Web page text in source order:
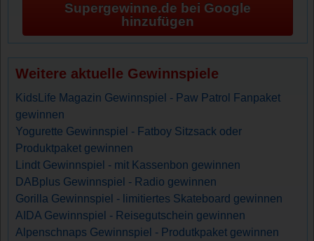
Supergewinne.de bei Google
hinzufügen
Weitere aktuelle Gewinnspiele
KidsLife Magazin Gewinnspiel - Paw Patrol Fanpaket
gewinnen
Yogurette Gewinnspiel - Fatboy Sitzsack oder
Produktpaket gewinnen
Lindt Gewinnspiel - mit Kassenbon gewinnen
DABplus Gewinnspiel - Radio gewinnen
Gorilla Gewinnspiel - limitiertes Skateboard gewinnen
AIDA Gewinnspiel - Reisegutschein gewinnen
Alpenschnaps Gewinnspiel - Produtkpaket gewinnen